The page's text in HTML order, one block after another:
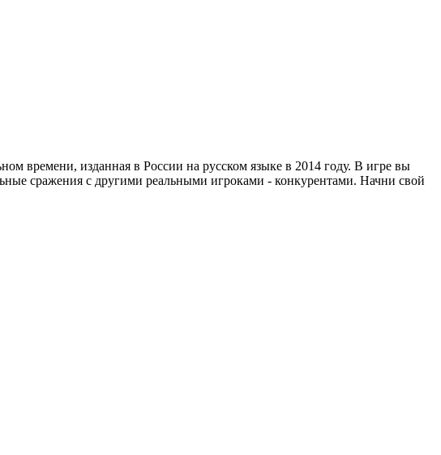
времени, изданная в России на русском языке в 2014 году. В игре вы
сражения с другими реальными игроками - конкурентами. Начни свой